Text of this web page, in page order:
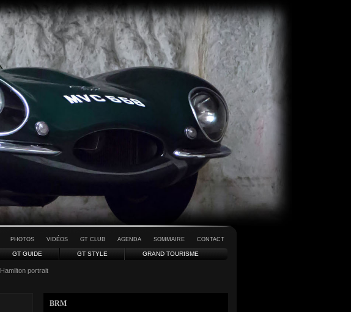
PHOTOS VIDÉOS GT CLUB AGENDA SOMMAIRE CONTACT
GT GUIDE GT STYLE GRAND TOURISME
portrait
BRM